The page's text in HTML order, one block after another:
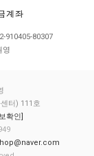
계좌
910405-80307
영
터) 111호
확인]